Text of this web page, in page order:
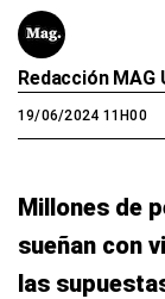
Redacción MAG
19/06/2024 11H00
Millones de
sueñan con
las